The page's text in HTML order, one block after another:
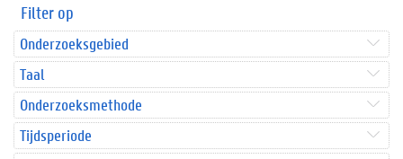
Filter op
Onderzoeksgebied
Taal
Onderzoeksmethode
Tijdsperiode